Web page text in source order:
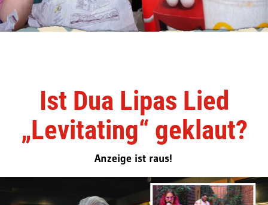
Ist Dua Lipas Lied
„Levitating“ geklaut?
Anzeige ist raus!